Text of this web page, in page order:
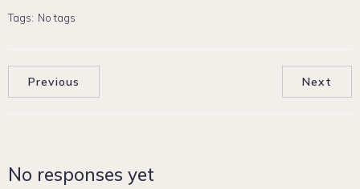
Tags: No tags
Previous Next
No responses yet